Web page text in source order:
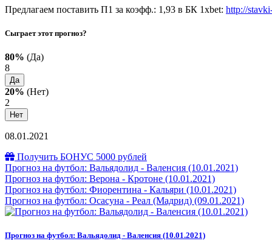
Предлагаем поставить П1 за коэфф.: 1,93 в БК 1xbet: http://
Сыграет этот прогноз?
80% (Да)
8
Да
20% (Нет)
2
Нет
08.01.2021
Получить БОНУС 5000 рублей
Прогноз на футбол: Вальядолид - Валенсия (10.01.2021)
Прогноз на футбол: Верона - Кротоне (10.01.2021)
Прогноз на футбол: Фиорентина - Кальяри (10.01.2021)
Прогноз на футбол: Осасуна - Реал (Мадрид) (09.01.2021)
Прогноз на футбол: Вальядолид - Валенсия (10.01.2021)